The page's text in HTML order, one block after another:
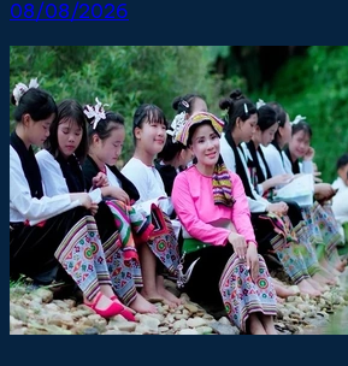
08/08/2026